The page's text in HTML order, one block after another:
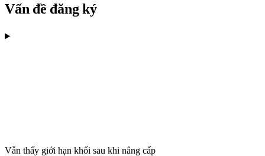
Vấn đề đăng ký
Vẫn thấy giới hạn khối sau khi nâng cấp